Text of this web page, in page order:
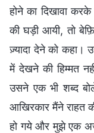
होने का दिखावा
की घड़ी आयी, तो
ज़्यादा देने को कहा।
में देखने की हिम्मत
उसने एक भी शब्द
आखिरकार मैंने राहत
हो गये और मुझे एक